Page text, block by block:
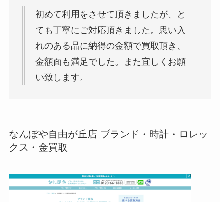
初めて利用をさせて頂きましたが、と
ても丁寧にご対応頂きました。思い入
れのある品に納得の金額で買取頂き、
金額面も満足でした。また宜しくお願
い致します。
なんぼや自由が丘店 ブランド・時計・ロレッ
クス・金買取